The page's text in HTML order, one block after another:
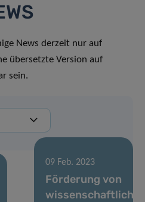
News derzeit nur auf
übersetzte Version auf
sein.
09 Feb. 2023
Förderung von